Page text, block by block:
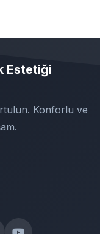
Estetiği
Konforlu ve